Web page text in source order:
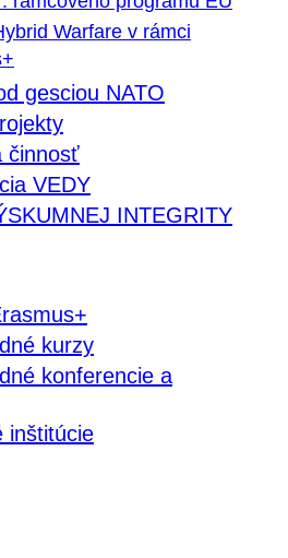
Warfare v rámci
gesciou NATO
činnosť
VEDY
INTEGRITY
kurzy
konferencie a
inštitúcie